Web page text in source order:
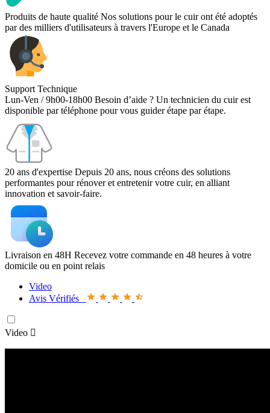
Produits de haute qualité Nos solutions pour le cuir ont été adoptés
par des milliers d'utilisateurs à travers l'Europe et le Canada
Support Technique
Lun-Ven / 9h00-18h00 Besoin d’aide ? Un technicien du cuir est
disponible par téléphone pour vous guider étape par étape.
20 ans d'expertise Depuis 20 ans, nous créons des solutions
performantes pour rénover et entretenir votre cuir, en alliant
innovation et savoir-faire.
Livraison en 48H Recevez votre commande en 48 heures à votre
domicile ou en point relais
Video
Avis Vérifiés
Video 